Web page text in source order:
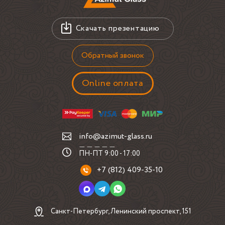
стык со столешницей и возможный плинтус;
удобство заноса и подъёма цельной панели.
При похожем заказе отдельное внимание уделяют кромке
и вырезам. У матированного стекла графит любые
неточные отступы около розеток или шкафов выглядят
заметнее, чем на активной плитке с рисунком.
Как влияет исполнение и монтаж
но и способ крепления. В подобных проектах заранее
решают, будет ли крепёж скрытым, как поведёт себя
основание и нужен ли технологический зазор для
аккуратной посадки.
Химическое матирование даёт ровную поверхность без
выраженной зеркальности, но требует аккуратности при
транспортировке и установке. Если рядом тёплая
подсветка, графит обычно выглядит глубже; при
Скачать презентацию
Обратный звонок
Online оплата
info@azimut-glass.ru
ПН-ПТ 9:00 - 17:00
+7 (812) 409-35-10
Санкт-Петербург, Ленинский проспект, 151